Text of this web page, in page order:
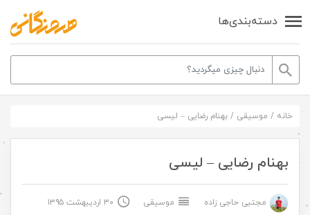
دسته‌بندی‌ها
خانه / موسیقی / بهنام رضایی – لیسی
بهنام رضایی – لیسی
مجتبی حاجی زاده موسیقی ۳۰ اردیبهشت ۱۳۹۵